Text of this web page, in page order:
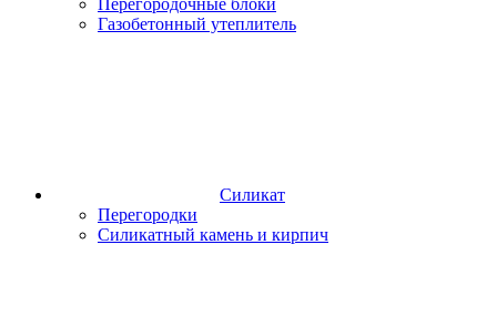
Газобетонный утеплитель
Силикат
Перегородки
Силикатный камень и кирпич